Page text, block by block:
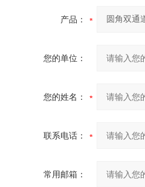
产品：
您的单位：
您的姓名：
联系电话：
常用邮箱：